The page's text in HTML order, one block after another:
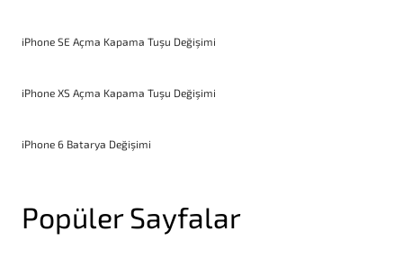
iPhone SE Açma Kapama Tuşu Değişimi
iPhone XS Açma Kapama Tuşu Değişimi
iPhone 6 Batarya Değişimi
Popüler Sayfalar